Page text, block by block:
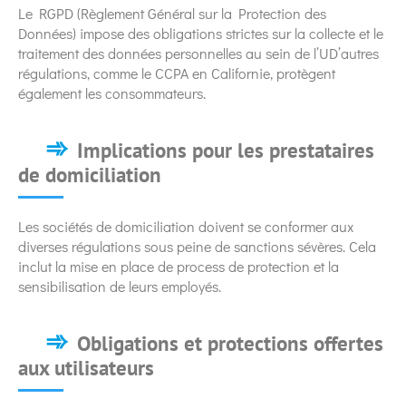
Le RGPD (Règlement Général sur la Protection des
Données) impose des obligations strictes sur la collecte et le
traitement des données personnelles au sein de l’UD’autres
régulations, comme le CCPA en Californie, protègent
également les consommateurs.
Implications pour les prestataires
de domiciliation
Les sociétés de domiciliation doivent se conformer aux
diverses régulations sous peine de sanctions sévères. Cela
inclut la mise en place de process de protection et la
sensibilisation de leurs employés.
Obligations et protections offertes
aux utilisateurs